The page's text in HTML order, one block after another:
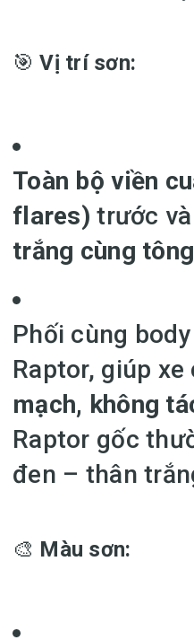
🎯Vị trí sơn:
Toàn bộ viền
flares) trước
trắng cùng
Phối cùng
Raptor, giúp xe
mạch, không
Raptor gốc
đen – thân
🎨 Màu sơn: